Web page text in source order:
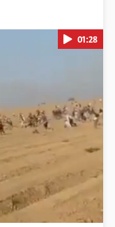
01:28